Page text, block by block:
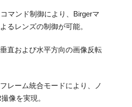
マンド制御により、Birgerマ
るレンズの制御が可能。
直および水平方向の画像反転
レーム統合モードにより、ノ
像を実現。